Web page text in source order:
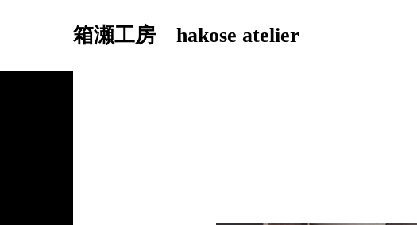
箱瀬工房 hakose atelier